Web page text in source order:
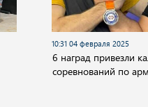
10:31 04 февраля 2025
6 наград привезли
соревнований по